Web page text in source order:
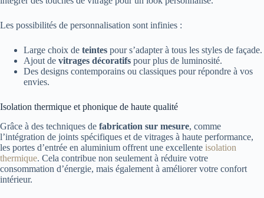
Les possibilités de personnalisation sont infinies :
Large choix de teintes pour s’adapter à tous les styles de façade.
Ajout de vitrages décoratifs pour plus de luminosité.
Des designs contemporains ou classiques pour répondre à vos
envies.
Isolation thermique et phonique de haute qualité
Grâce à des techniques de fabrication sur mesure, comme
l’intégration de joints spécifiques et de vitrages à haute performance,
les portes d’entrée en aluminium offrent une excellente isolation
thermique. Cela contribue non seulement à réduire votre
consommation d’énergie, mais également à améliorer votre confort
intérieur.